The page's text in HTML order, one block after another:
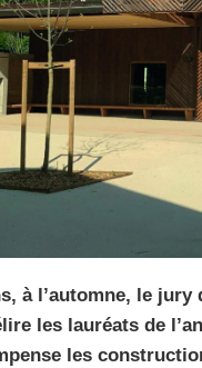
à l’automne, le
les lauréats de
les